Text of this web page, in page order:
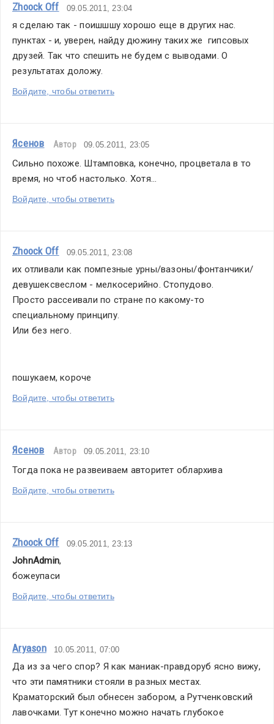
Zhoock Off 09.05.2011, 23:04
я сделаю так - поишшшу хорошо еще в других нас.
пунктах - и, уверен, найду дюжину таких же  гипсовых
друзей. Так что спешить не будем с выводами. О
результатах доложу.
Войдите, чтобы ответить
Ясенов Автор 09.05.2011, 23:05
Сильно похоже. Штамповка, конечно, процветала в то
время, но чтоб настолько. Хотя...
Войдите, чтобы ответить
Zhoock Off 09.05.2011, 23:08
их отливали как помпезные урны/вазоны/фонтанчики/
девушексвеслом - мелкосерийно. Стопудово.
Просто рассеивали по стране по какому-то
специальному принципу.
Или без него.
пошукаем, короче
Войдите, чтобы ответить
Ясенов Автор 09.05.2011, 23:10
Тогда пока не развеиваем авторитет облархива
Войдите, чтобы ответить
Zhoock Off 09.05.2011, 23:13
JohnAdmin,
божеупаси
Войдите, чтобы ответить
Aryason 10.05.2011, 07:00
Да из за чего спор? Я как маниак-правдоруб ясно вижу,
что эти памятники стояли в разных местах.
Краматорский был обнесен забором, а Рутченковский
лавочками. Тут конечно можно начать глубокое